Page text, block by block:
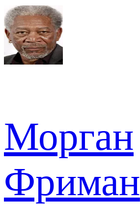
Морган
Фриман